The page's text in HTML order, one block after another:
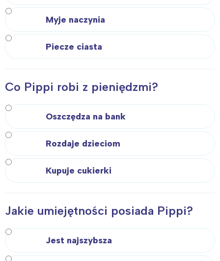
Myje naczynia
Piecze ciasta
Co Pippi robi z pieniędzmi?
Oszczędza na bank
Rozdaje dzieciom
Kupuje cukierki
Jakie umiejętności posiada Pippi?
Jest najszybsza